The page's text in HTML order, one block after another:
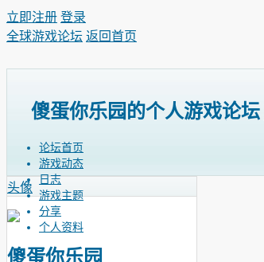
立即注册 登录
全球游戏论坛 返回首页
傻蛋你乐园的个人游戏论坛
论坛首页
游戏动态
日志
游戏主题
分享
个人资料
头像
傻蛋你乐园